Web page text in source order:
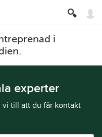
i
experter
vi till att du får kontakt